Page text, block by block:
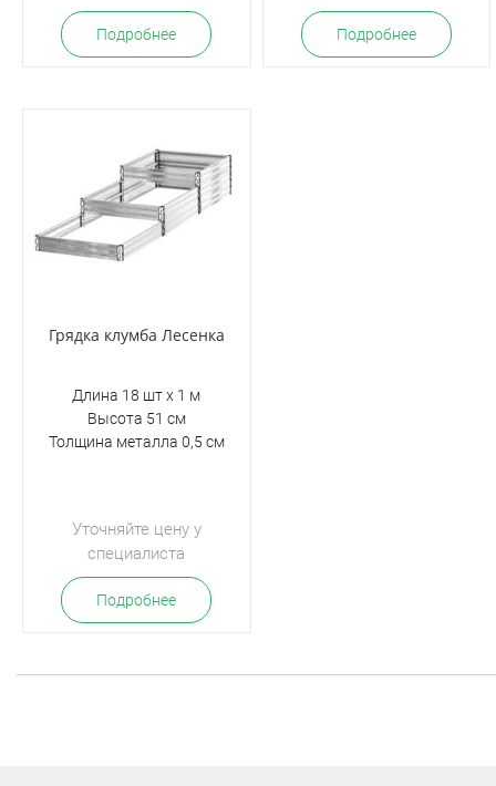
Подробнее Подробнее
Грядка клумба Лесенка
Длина 18 шт х 1 м
Высота 51 см
Толщина металла 0,5 см
Уточняйте цену у
специалиста
Подробнее